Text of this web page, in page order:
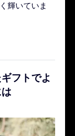
輝いていま
フトでよ